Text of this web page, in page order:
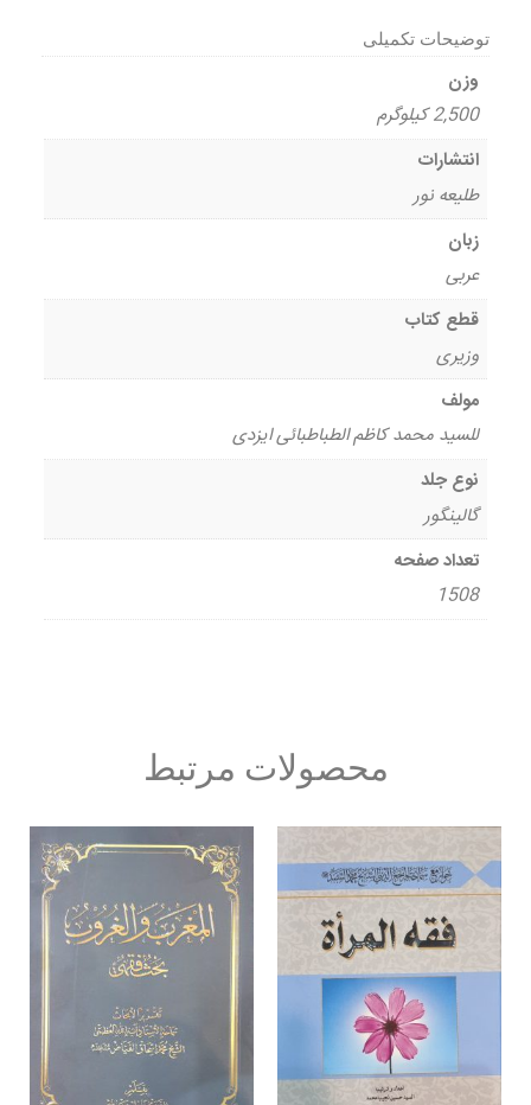
توضیحات تکمیلی
وزن
2,500 کیلوگرم
انتشارات
طلیعه نور
زبان
عربی
قطع کتاب
وزیری
مولف
للسید محمد کاظم الطباطبائی ایزدی
نوع جلد
گالینگور
تعداد صفحه
1508
محصولات مرتبط